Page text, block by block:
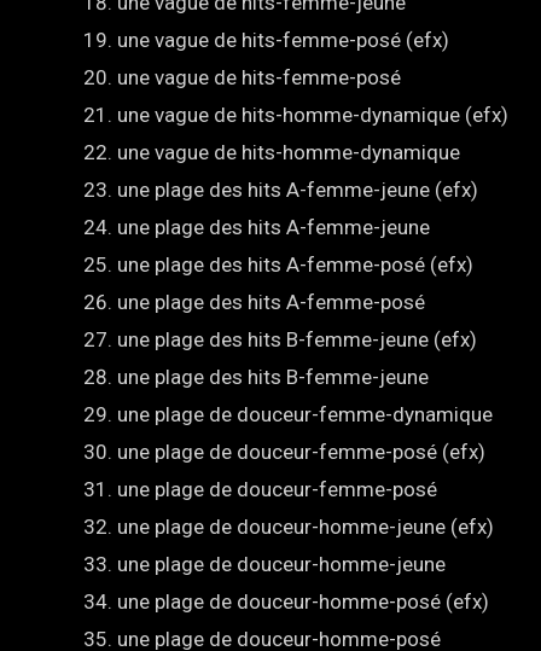
une vague de hits-femme-posé (efx)
une vague de hits-femme-posé
une vague de hits-homme-dynamique (efx)
une vague de hits-homme-dynamique
une plage des hits A-femme-jeune (efx)
une plage des hits A-femme-jeune
une plage des hits A-femme-posé (efx)
une plage des hits A-femme-posé
une plage des hits B-femme-jeune (efx)
une plage des hits B-femme-jeune
une plage de douceur-femme-dynamique
une plage de douceur-femme-posé (efx)
une plage de douceur-femme-posé
une plage de douceur-homme-jeune (efx)
une plage de douceur-homme-jeune
une plage de douceur-homme-posé (efx)
une plage de douceur-homme-posé